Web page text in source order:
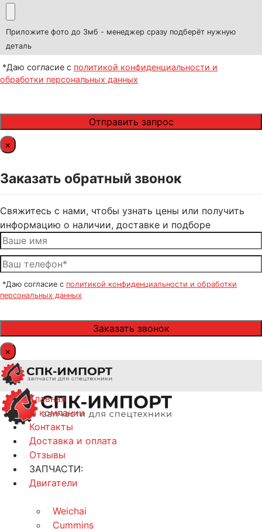
Приложите фото до 3мб - менеджер сразу подберёт нужную
деталь
*Даю согласие с политикой конфиденциальности и
обработки персональных данных
×
Заказать обратный звонок
Свяжитесь с нами, чтобы узнать цены или получить
информацию о наличии, доставке и подборе
*Даю согласие с политикой конфиденциальности и обработки
персональных данных
×
Главная
О компании
Контакты
Доставка и оплата
Отзывы
ЗАПЧАСТИ:
Двигатели
Weichai
Cummins